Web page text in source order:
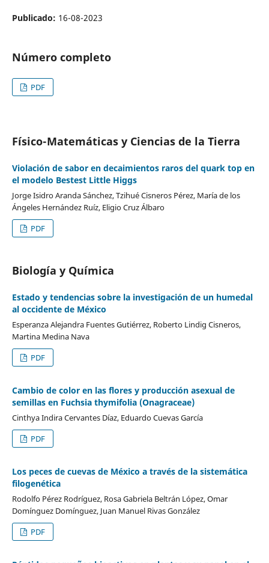
Publicado: 16-08-2023
Número completo
PDF
Físico-Matemáticas y Ciencias de la Tierra
Violación de sabor en decaimientos raros del quark top en
el modelo Bestest Little Higgs
Jorge Isidro Aranda Sánchez, Tzihué Cisneros Pérez, María de los
Ángeles Hernández Ruíz, Eligio Cruz Álbaro
PDF
Biología y Química
Estado y tendencias sobre la investigación de un humedal
al occidente de México
Esperanza Alejandra Fuentes Gutiérrez, Roberto Lindig Cisneros,
Martina Medina Nava
PDF
Cambio de color en las flores y producción asexual de
semillas en Fuchsia thymifolia (Onagraceae)
Cinthya Indira Cervantes Díaz, Eduardo Cuevas García
PDF
Los peces de cuevas de México a través de la sistemática
filogenética
Rodolfo Pérez Rodríguez, Rosa Gabriela Beltrán López, Omar
Domínguez Domínguez, Juan Manuel Rivas González
PDF